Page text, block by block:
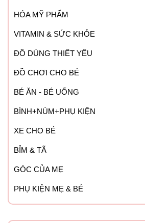
HÓA MỸ PHẨM
VITAMIN & SỨC KHỎE
ĐỒ DÙNG THIẾT YẾU
ĐỒ CHƠI CHO BÉ
BÉ ĂN - BÉ UỐNG
BÌNH+NÚM+PHỤ KIỆN
XE CHO BÉ
BỈM & TÃ
GÓC CỦA MẸ
PHỤ KIỆN MẸ & BÉ